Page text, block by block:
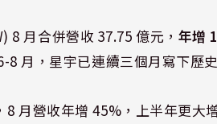
8 月合併營收 37.75 億元， 年增
8 月，星宇已連續三個月寫下歷
8 月營收年增 45%，上半年更大